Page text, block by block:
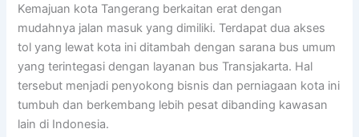
Kemajuan kota Tangerang berkaitan erat dengan
mudahnya jalan masuk yang dimiliki. Terdapat dua akses
tol yang lewat kota ini ditambah dengan sarana bus umum
yang terintegasi dengan layanan bus Transjakarta. Hal
tersebut menjadi penyokong bisnis dan perniagaan kota ini
tumbuh dan berkembang lebih pesat dibanding kawasan
lain di Indonesia.